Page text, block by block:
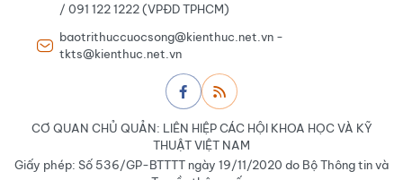
/ 091 122 1222 (VPĐD TPHCM)
baotrithuccuocsong@kienthuc.net.vn -
tkts@kienthuc.net.vn
CƠ QUAN CHỦ QUẢN: LIÊN HIỆP CÁC HỘI KHOA HỌC VÀ KỸ
THUẬT VIỆT NAM
Giấy phép: Số 536/GP-BTTTT ngày 19/11/2020 do Bộ Thông tin và